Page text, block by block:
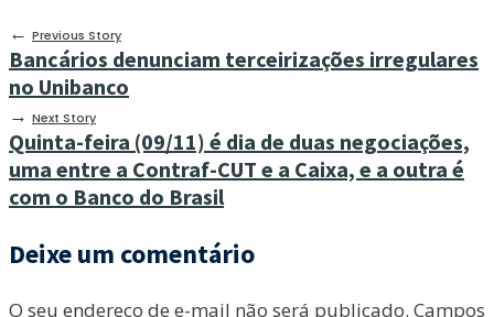
← Previous Story
Bancários denunciam terceirizações irregulares
no Unibanco
→ Next Story
Quinta-feira (09/11) é dia de duas negociações,
uma entre a Contraf-CUT e a Caixa, e a outra é
com o Banco do Brasil
Deixe um comentário
O seu endereço de e-mail não será publicado. Campos